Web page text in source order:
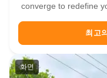
converge to redefine
whether gliding
최고
화면